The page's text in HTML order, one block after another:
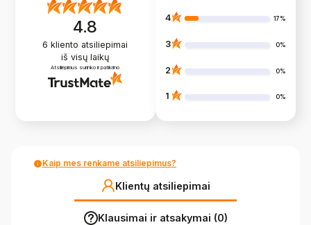
4.8
6 kliento atsiliepimai
iš visų laikų
Atsiliepimus surinko ir patikrino
4 17%
3 0%
2 0%
1 0%
Kaip mes renkame atsiliepimus?
Klientų atsiliepimai
Klausimai ir atsakymai (0)